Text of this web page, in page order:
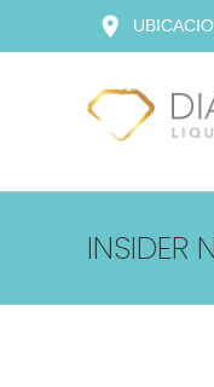
to
location_on
INSIDER